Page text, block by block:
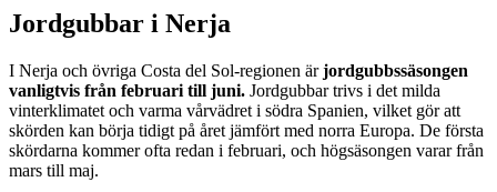
Jordgubbar i Nerja
I Nerja och övriga Costa del Sol-regionen ärjordgubbssäsongen
vanligtvis från februari till juni. Jordgubbar trivs i det milda
vinterklimatet och varma vårvädret i södra Spanien, vilket gör att
skörden kan börja tidigt på året jämfört med norra Europa. De första
skördarna kommer ofta redan i februari, och högsäsongen varar från
mars till maj.